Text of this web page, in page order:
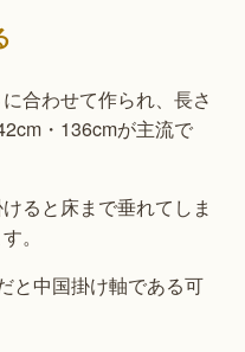
合わせて作られ、長さ
・136cmが主流で
ると床まで垂れてしま
。
と中国掛け軸である可